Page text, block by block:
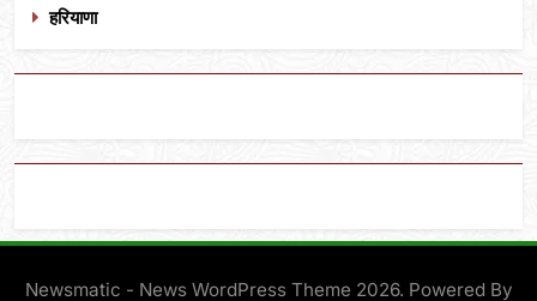
हरियाणा
Newsmatic - News WordPress Theme 2026. Powered By